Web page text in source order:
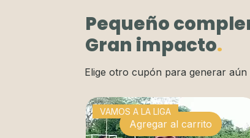
Pequeño
Gran impacto.
Elige otro cupón para generar
Agregar al carrito
VAMOS A LA LIGA